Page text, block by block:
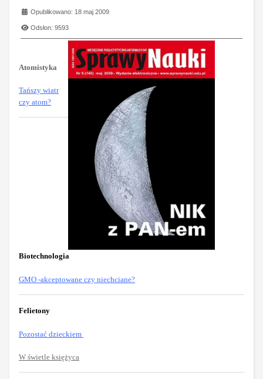
Opublikowano: 18 maj 2009
Odsłon: 9593
Atomistyka
Tańszy wiatr
czy atom?
Biotechnologia
GMO -akceptowane czy niechciane?
Felietony
Pozostać dzieckiem
W świetle księżyca